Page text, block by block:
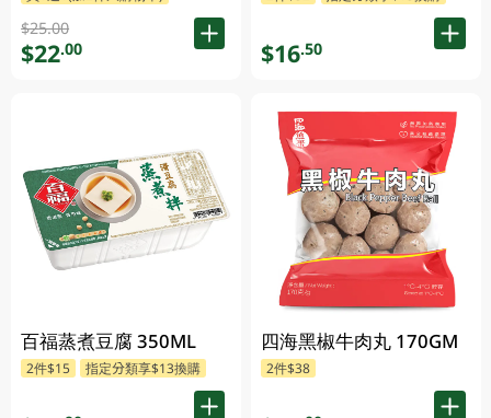
$25.00
$22.00
百福蒸煮豆腐 350ML
2件$15 指定分類享$13換購
$16.50
四海黑椒牛肉丸 170GM
2件$38